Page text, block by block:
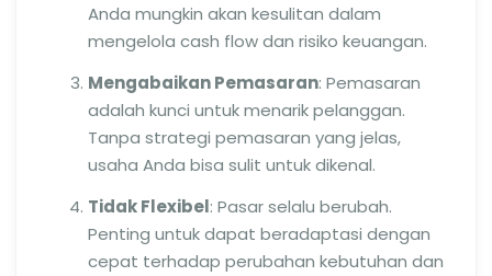
Anda mungkin akan kesulitan dalam
mengelola cash flow dan risiko keuangan.
Mengabaikan Pemasaran: Pemasaran
adalah kunci untuk menarik pelanggan.
Tanpa strategi pemasaran yang jelas,
usaha Anda bisa sulit untuk dikenal.
Tidak Flexibel: Pasar selalu berubah.
Penting untuk dapat beradaptasi dengan
cepat terhadap perubahan kebutuhan dan